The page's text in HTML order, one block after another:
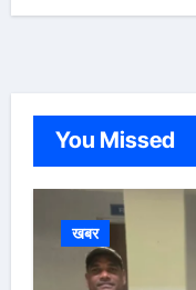
You Missed
खबर